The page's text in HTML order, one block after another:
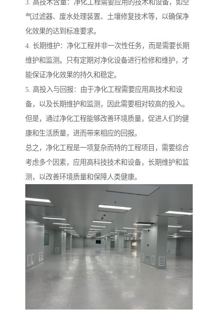
3. 高技术含量：净化工程需要应用的技术和设备，如空
气过滤器、废水处理装置、土壤修复技术等，以确保净
化效果的达到标准要求。
4. 长期维护：净化工程并非一次性任务，而是需要长期
维护和监测。只有定期对净化设备进行检修和维护，才
能保证净化效果的持久和稳定。
5. 高投入与回报：由于净化工程需要应用高技术和设
备，以及长期维护和监测，因此需要相对较高的投入。
但是，通过净化工程能够改善环境质量，促进人们的健
康和生活质量，进而带来相应的回报。
总之，净化工程是一项复杂而特的工程项目，需要综合
考虑多个因素，应用高科技技术和设备，长期维护和监
测，以改善环境质量和保障人类健康。